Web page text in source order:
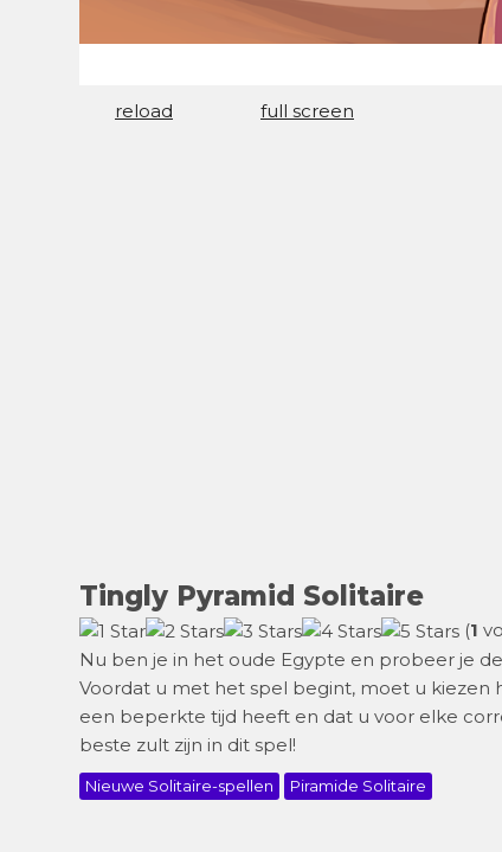
reload full screen
Tingly Pyramid Solitaire
(1
Nu ben je in het oude Egypte en probeer je
Voordat u met het spel begint, moet u kiezen
een beperkte tijd heeft en dat u voor elke
beste zult zijn in dit spel!
Nieuwe Solitaire-spellen Piramide Solitaire